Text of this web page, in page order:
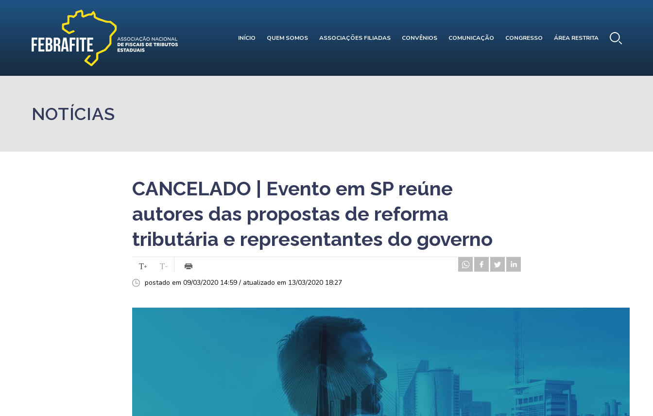
INÍCIO QUEM SOMOS ASSOCIAÇÕES FILIADAS CONVÊNIOS COMUNICAÇÃO CONGRESSO ÁREA RESTRITA
NOTÍCIAS
CANCELADO | Evento em SP reúne
autores das propostas de reforma
tributária e representantes do governo
postado em 09/03/2020 14:59 / atualizado em 13/03/2020 18:27